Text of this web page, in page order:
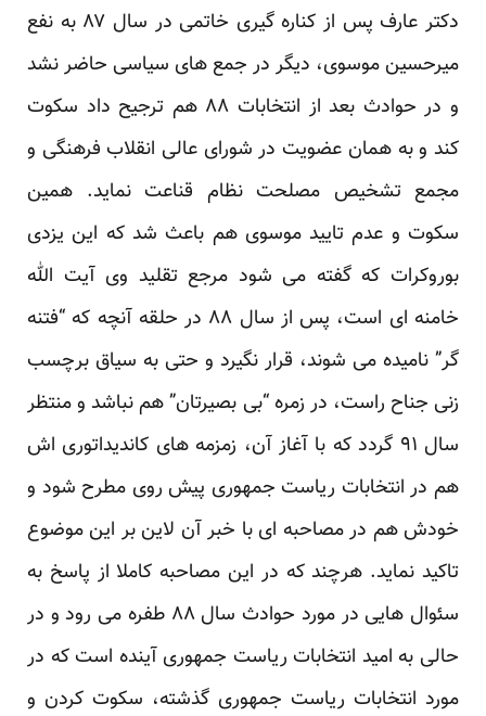
دکتر عارف پس از کناره گیری خاتمی در سال ۸۷ به نفع
میرحسین موسوی، دیگر در جمع های سیاسی حاضر نشد
و در حوادث بعد از انتخابات ۸۸ هم ترجیح داد سکوت
کند و به همان عضویت در شورای عالی انقلاب فرهنگی و
مجمع تشخیص مصلحت نظام قناعت نماید. همین
سکوت و عدم تایید موسوی هم باعث شد که این یزدی
بوروکرات که گفته می شود مرجع تقلید وی آیت الله
خامنه ای است، پس از سال ۸۸ در حلقه آنچه که “فتنه
گر” نامیده می شوند، قرار نگیرد و حتی به سیاق برچسب
زنی جناح راست، در زمره “بی بصیرتان” هم نباشد و منتظر
سال ۹۱ گردد که با آغاز آن، زمزمه های کاندیداتوری اش
هم در انتخابات ریاست جمهوری پیش روی مطرح شود و
خودش هم در مصاحبه ای با خبر آن لاین بر این موضوع
تاکید نماید. هرچند که در این مصاحبه کاملا از پاسخ به
سئوال هایی در مورد حوادث سال ۸۸ طفره می رود و در
حالی به امید انتخابات ریاست جمهوری آینده است که در
مورد انتخابات ریاست جمهوری گذشته، سکوت کردن و